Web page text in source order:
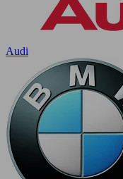
Audi